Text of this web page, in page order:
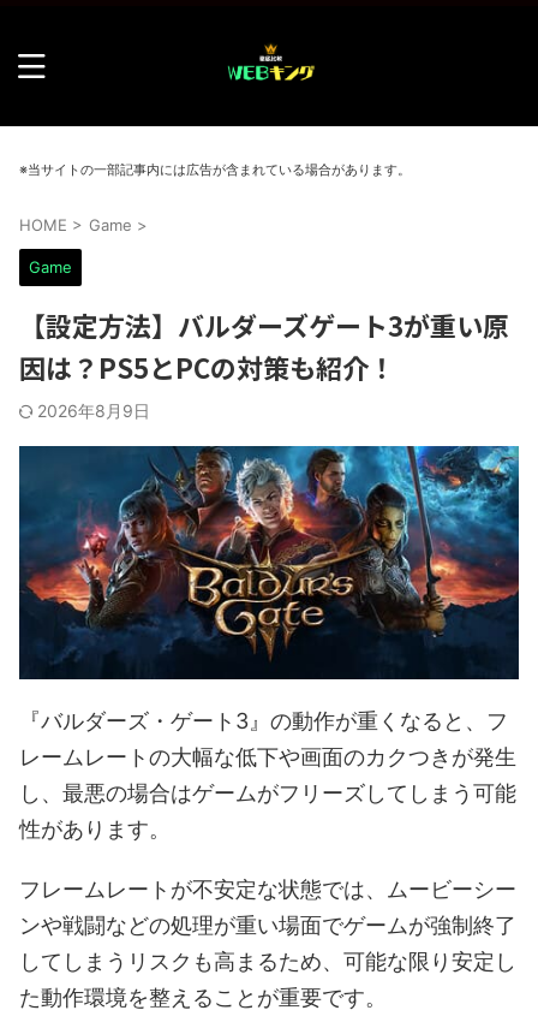
※当サイトの一部記事内には広告が含まれている場合があります。
HOME > Game >
Game
【設定方法】バルダーズゲート3が重い原
因は？PS5とPCの対策も紹介！
2026年8月9日
『バルダーズ・ゲート3』の動作が重くなると、フ
レームレートの大幅な低下や画面のカクつきが発生
し、最悪の場合はゲームがフリーズしてしまう可能
性があります。
フレームレートが不安定な状態では、ムービーシー
ンや戦闘などの処理が重い場面でゲームが強制終了
してしまうリスクも高まるため、可能な限り安定し
た動作環境を整えることが重要です。